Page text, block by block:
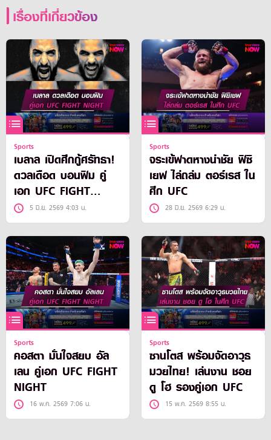
เรื่องที่เกี่ยวข้อง
Sports
เบลาล เปิดศึกกู้ศรัทธา!
ดวลเดือด บอนฟิม คู่
เอก UFC FIGHT
NIGHT อาทิตย์นี้
5 มิ.ย. 2569 4:03 น.
Sports
จระเข้ฟาดหางนำชัย ฟิซิ
เยฟ ไล่ถล่ม ตอร์เรส ใน
ศึก UFC
28 มิ.ย. 2569 6:29 น.
Sports
คอสตา มั่นใจสยบ อัล
เลน คู่เอก UFC FIGHT
NIGHT
16 พ.ค. 2569 7:06 น.
Sports
ซานโตส พร้อมจัดอาวุธ
มวยไทย! เล่นงาน ชอย
ดู โฮ รองคู่เอก UFC
15 พ.ค. 2569 8:55 น.